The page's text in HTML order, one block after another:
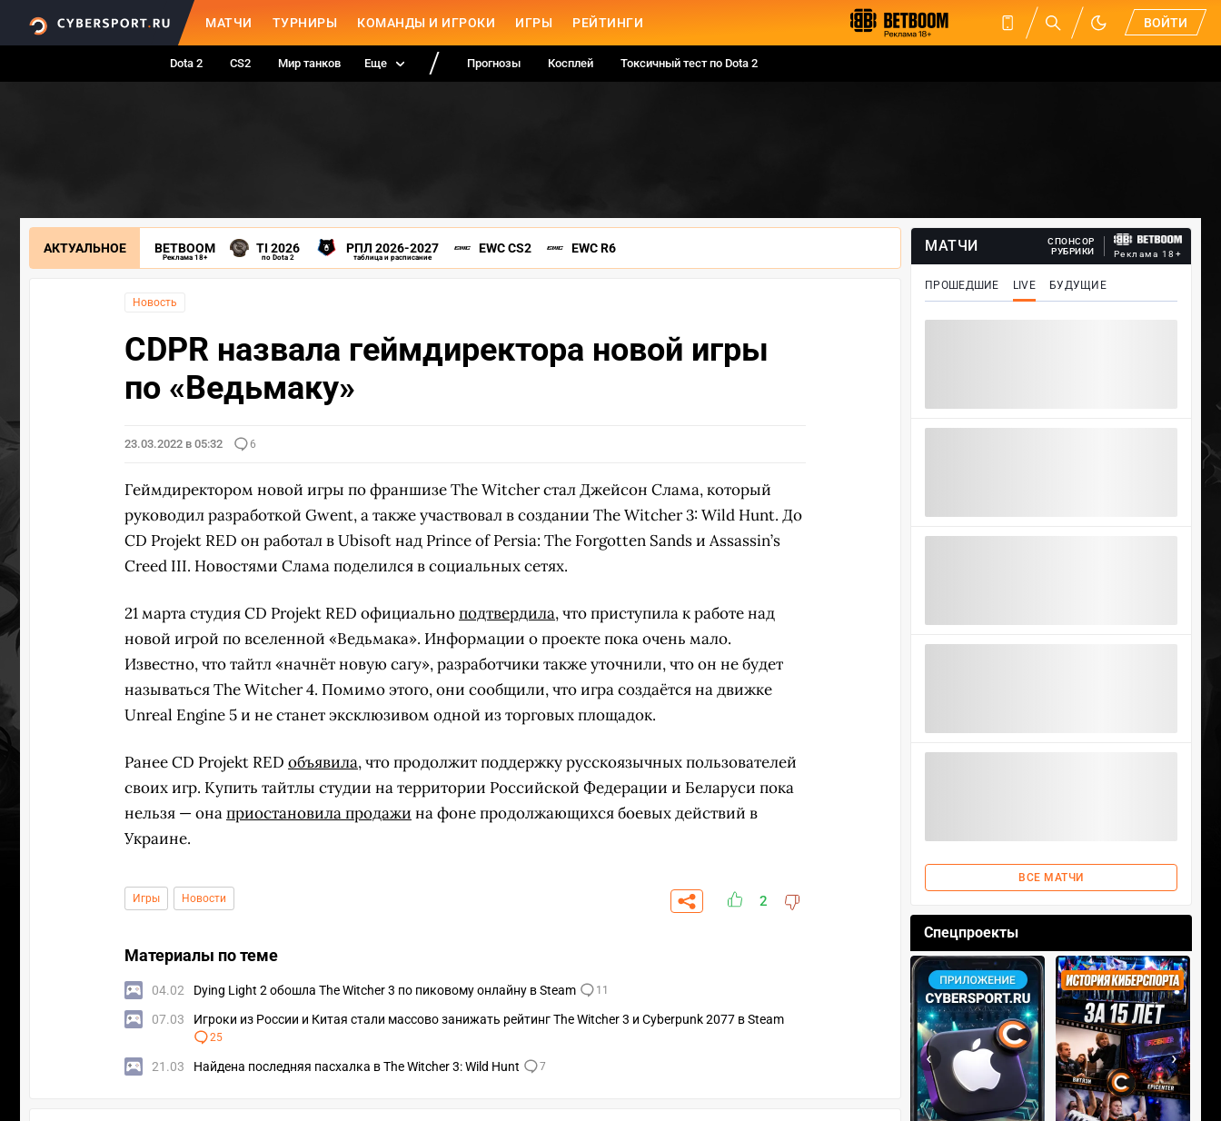
МАТЧИ ТУРНИРЫ КОМАНДЫ И ИГРОКИ ИГРЫ РЕЙТИНГИ ВОЙТИ
Dota 2 CS2 Мир танков Еще Прогнозы Косплей Токсичный тест по Dota 2
АКТУАЛЬНОЕ BETBOOM
Реклама 18+
TI 2026
по Dota 2
РПЛ 2026-2027
таблица и расписание
EWC CS2 EWC R6
Новость
CDPR назвала геймдиректора новой игры
по «Ведьмаку»
23.03.2022 в 05:32 6
Геймдиректором новой игры по франшизе The Witcher стал Джейсон Слама, который
руководил разработкой Gwent, а также участвовал в создании The Witcher 3: Wild Hunt. До
CD Projekt RED он работал в Ubisoft над Prince of Persia: The Forgotten Sands и Assassin’s
Creed III. Новостями Слама поделился в социальных сетях.
21 марта студия CD Projekt RED официальноподтвердила, что приступила к работе над
новой игрой по вселенной «Ведьмака». Информации о проекте пока очень мало.
Известно, что тайтл «начнёт новую сагу», разработчики также уточнили, что он не будет
называться The Witcher 4. Помимо этого, они сообщили, что игра создаётся на движке
Unreal Engine 5 и не станет эксклюзивом одной из торговых площадок.
Ранее CD Projekt RED объявила, что продолжит поддержку русскоязычных пользователей
своих игр. Купить тайтлы студии на территории Российской Федерации и Беларуси пока
нельзя — онаприостановила продажи на фоне продолжающихся боевых действий в
Украине.
Игры Новости 2
Материалы по теме
04.02 Dying Light 2 обошла The Witcher 3 по пиковому онлайну в Steam 11
07.03 Игроки из России и Китая стали массово занижать рейтинг The Witcher 3 и Cyberpunk 2077 в Steam
25
21.03 Найдена последняя пасхалка в The Witcher 3: Wild Hunt 7
МАТЧИ
СПОНСОР
РУБРИКИ
Реклама 18+
ПРОШЕДШИЕ LIVE БУДУЩИЕ
ВСЕ МАТЧИ
Спецпроекты
‹ ›